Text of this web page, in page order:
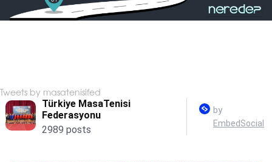
Tweets by masatenisifed